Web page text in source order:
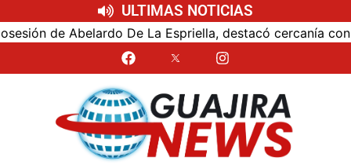
ULTIMAS NOTICIAS
de Abelardo De La Espriella, destacó cercanía con el